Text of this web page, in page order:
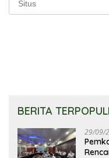
BERITA
29/09/